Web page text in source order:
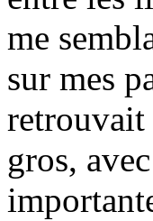
me
sur mes
retrouvait
gros,